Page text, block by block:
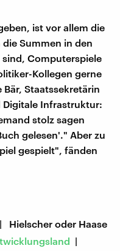
ist vor allem die
Summen in den
Computerspiele
Kollegen gerne
Staatssekretärin
Digitale Infrastruktur:
stolz sagen
gelesen'." Aber zu
gespielt", fänden
| Hielscher oder Haase
|